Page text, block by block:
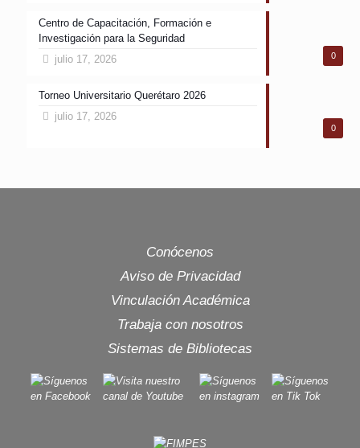
0
Centro de Capacitación, Formación e
Investigación para la Seguridad
julio 17, 2026
0
Torneo Universitario Querétaro 2026
julio 17, 2026
Conócenos
Aviso de Privacidad
Vinculación Académica
Trabaja con nosotros
Sistemas de Bibliotecas